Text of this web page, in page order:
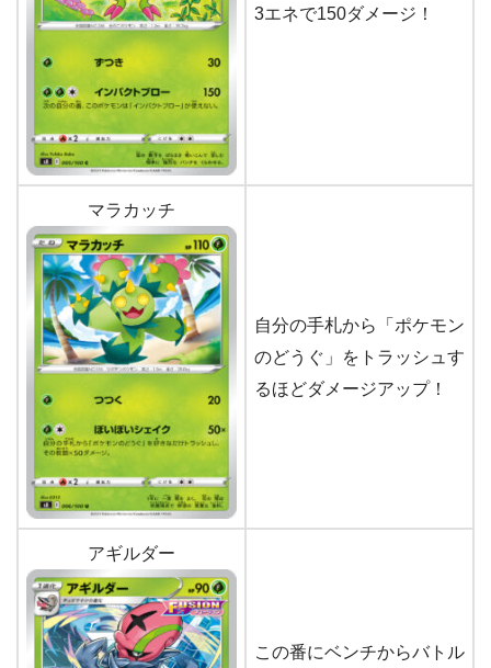
3エネで150ダメージ！
マラカッチ
自分の手札から「ポケモン
のどうぐ」をトラッシュす
るほどダメージアップ！
アギルダー
この番にベンチからバトル